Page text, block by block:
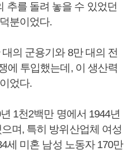
추를 돌려 놓을 수 있었던
분이었다.
의 군용기와 8만 대의 전
에 투입했는데, 이 생산력
었다.
1천2백만 명에서 1944년
며, 특히 방위산업체 여성
세 미혼 남성 노동자 170만